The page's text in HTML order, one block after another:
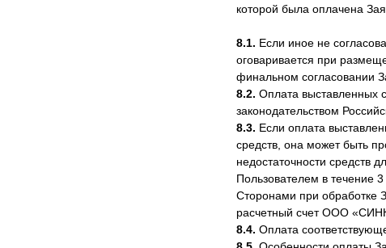
которой была оплачена
8.1. Если иное не
оговаривается при
финальном согласовании
8.2. Оплата выставленных
законодательством
8.3. Если оплата
средств, она может быть
недостаточности средств
Пользователем в течение
Сторонами при обработке
расчетный счет ООО
8.4. Оплата